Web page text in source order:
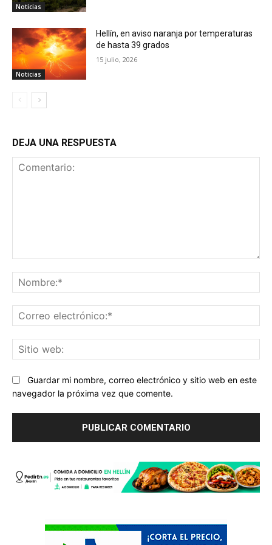
Noticias
Noticias
Hellín, en aviso naranja por temperaturas
de hasta 39 grados
15 julio, 2026
DEJA UNA RESPUESTA
Guardar mi nombre, correo electrónico y sitio web en este
navegador la próxima vez que comente.